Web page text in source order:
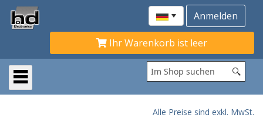
Ihr Warenkorb ist leer
Alle Preise sind exkl. MwSt.